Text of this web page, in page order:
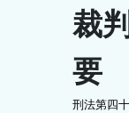
裁
要
刑法第四